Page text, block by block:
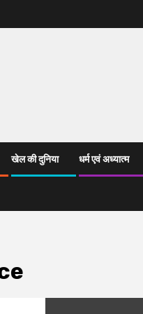
खेल की दुनिया धर्म एवं अध्यात्म